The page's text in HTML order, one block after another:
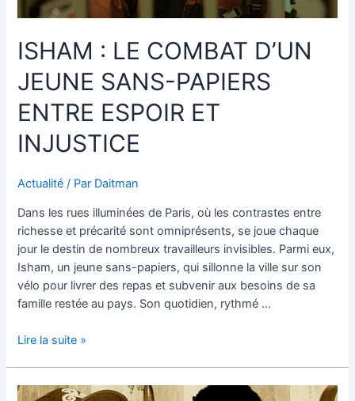
ISHAM : LE COMBAT D’UN
JEUNE SANS-PAPIERS
ENTRE ESPOIR ET
INJUSTICE
Actualité / Par Daitman
Dans les rues illuminées de Paris, où les contrastes entre
richesse et précarité sont omniprésents, se joue chaque
jour le destin de nombreux travailleurs invisibles. Parmi eux,
Isham, un jeune sans-papiers, qui sillonne la ville sur son
vélo pour livrer des repas et subvenir aux besoins de sa
famille restée au pays. Son quotidien, rythmé …
ENTRE
ET
INJUSTICE
Lire la suite »
Deux